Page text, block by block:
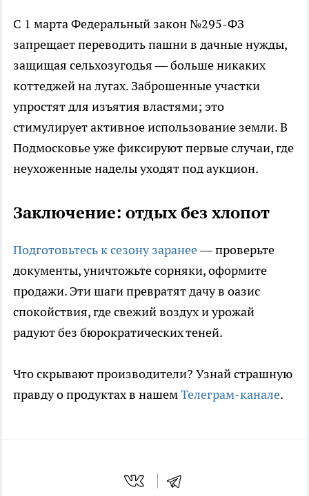
С 1 марта Федеральный закон №295-ФЗ
запрещает переводить пашни в дачные нужды,
защищая сельхозугодья — больше никаких
коттеджей на лугах. Заброшенные участки
упростят для изъятия властями; это
стимулирует активное использование земли. В
Подмосковье уже фиксируют первые случаи, где
неухоженные наделы уходят под аукцион.
Заключение: отдых без хлопот
Подготовьтесь к сезону заранее— проверьте
документы, уничтожьте сорняки, оформите
продажи. Эти шаги превратят дачу в оазис
спокойствия, где свежий воздух и урожай
радуют без бюрократических теней.
Что скрывают производители? Узнай страшную
правду о продуктах в нашемТелеграм-канале.